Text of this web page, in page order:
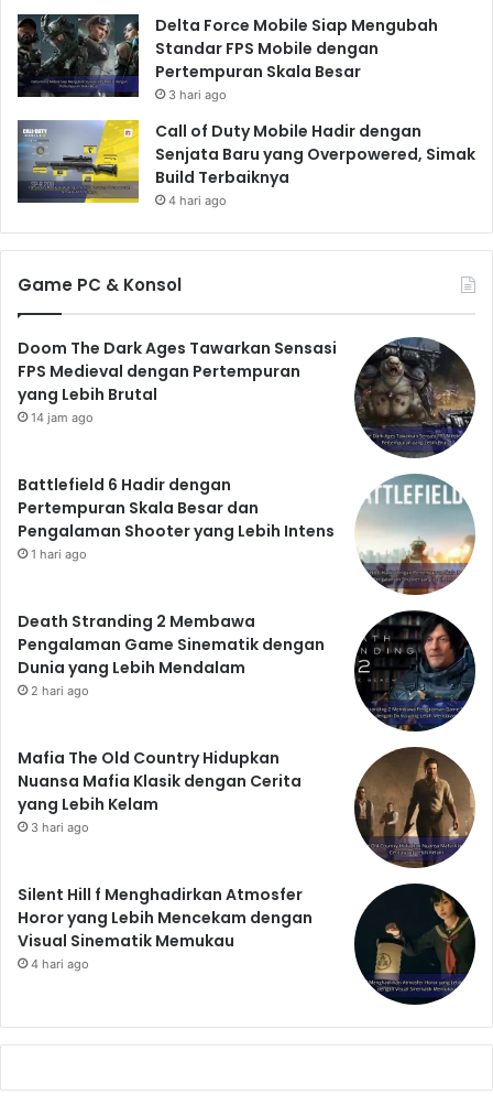
Delta Force Mobile Siap Mengubah
Standar FPS Mobile dengan
Pertempuran Skala Besar
3 hari ago
Call of Duty Mobile Hadir dengan
Senjata Baru yang Overpowered, Simak
Build Terbaiknya
4 hari ago
Game PC & Konsol
Doom The Dark Ages Tawarkan Sensasi
FPS Medieval dengan Pertempuran
yang Lebih Brutal
14 jam ago
Battlefield 6 Hadir dengan
Pertempuran Skala Besar dan
Pengalaman Shooter yang Lebih Intens
1 hari ago
Death Stranding 2 Membawa
Pengalaman Game Sinematik dengan
Dunia yang Lebih Mendalam
2 hari ago
Mafia The Old Country Hidupkan
Nuansa Mafia Klasik dengan Cerita
yang Lebih Kelam
3 hari ago
Silent Hill f Menghadirkan Atmosfer
Horor yang Lebih Mencekam dengan
Visual Sinematik Memukau
4 hari ago